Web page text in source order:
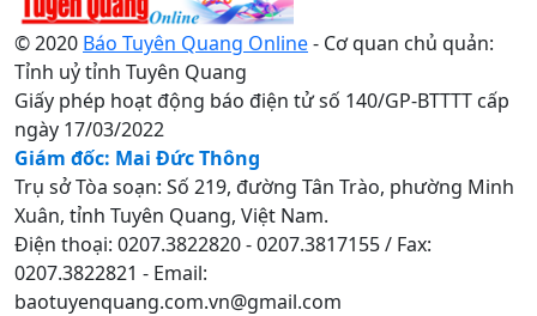
© 2020 Báo Tuyên Quang Online- Cơ quan chủ quản:
Tỉnh uỷ tỉnh Tuyên Quang
Giấy phép hoạt động báo điện tử số 140/GP-BTTTT cấp
ngày 17/03/2022
Giám đốc: Mai Đức Thông
Trụ sở Tòa soạn: Số 219, đường Tân Trào, phường Minh
Xuân, tỉnh Tuyên Quang, Việt Nam.
Điện thoại: 0207.3822820 - 0207.3817155 / Fax:
0207.3822821 - Email:
baotuyenquang.com.vn@gmail.com